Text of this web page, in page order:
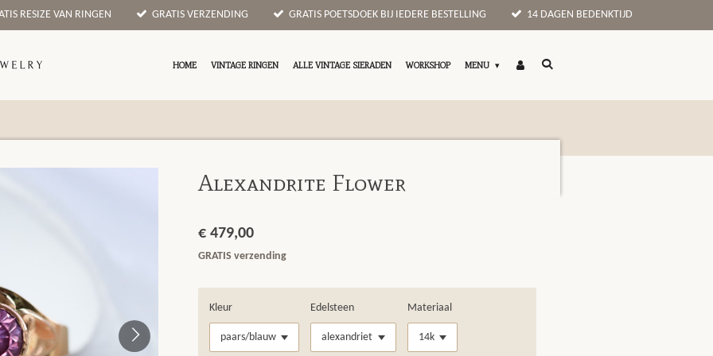
RESIZE VAN RINGEN GRATIS VERZENDING GRATIS POETSDOEK BIJ IEDERE BESTELLING 14 DAGEN BEDENKTIJD
HOME VINTAGE RINGEN ALLE VINTAGE SIERADEN WORKSHOP MENU
Alexandrite Flower
€ 479,00
GRATIS verzending
Kleur Edelsteen Materiaal